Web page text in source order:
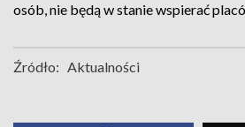
osób, nie będą w stanie wspierać
Źródło: Aktualności